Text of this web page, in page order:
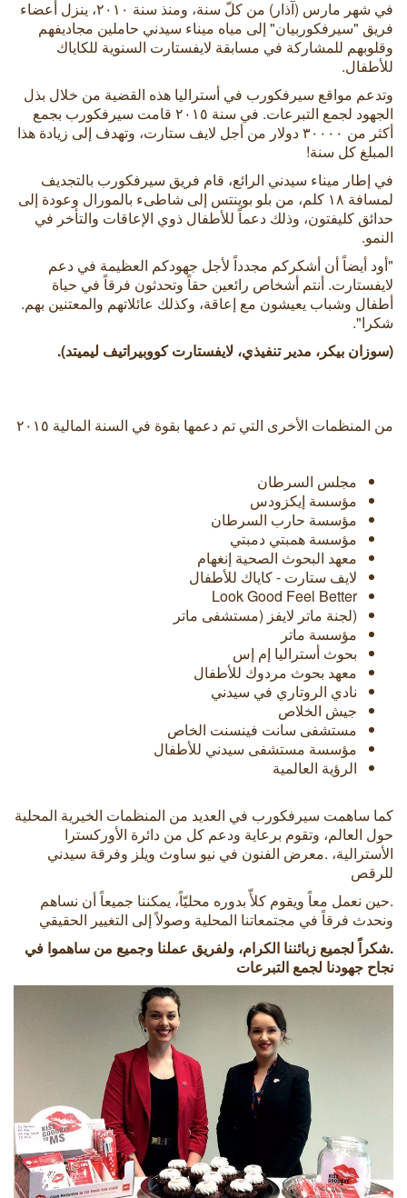
في شهر مارس (آذار) من كلّ سنة، ومنذ سنة ٢٠١٠، ينزل أعضاء
فريق "سيرفكوربيان" إلى مياه ميناء سيدني حاملين مجاديفهم
وقلوبهم للمشاركة في مسابقة لايفستارت السنوية للكاياك
للأطفال.
وتدعم مواقع سيرفكورب في أستراليا هذه القضية من خلال بذل
الجهود لجمع التبرعات. في سنة ٢٠١٥ قامت سيرفكورب بجمع
أكثر من ٣٠٠٠٠ دولار من أجل لايف ستارت، وتهدف إلى زيادة هذا
المبلغ كل سنة!
في إطار ميناء سيدني الرائع، قام فريق سيرفكورب بالتجديف
لمسافة ١٨ كلم، من بلو بوينتس إلى شاطىء بالمورال وعودة إلى
حدائق كليفتون، وذلك دعماً للأطفال ذوي الإعاقات والتأخر في
النمو.
"أود أيضاً أن أشكركم مجدداً لأجل جهودكم العظيمة في دعم
لايفستارت. أنتم أشخاص رائعين حقاً وتحدثون فرقاً في حياة
أطفال وشباب يعيشون مع إعاقة، وكذلك عائلاتهم والمعتنين بهم.
شكرا".
(سوزان بيكر، مدير تنفيذي، لايفستارت كووبيراتيف ليميتد).
من المنظمات الأخرى التي تم دعمها بقوة في السنة المالية ٢٠١٥
مجلس السرطان
مؤسسة إيكزودس
مؤسسة حارب السرطان
مؤسسة همبتي دمبتي
معهد البحوث الصحية إنغهام
لايف ستارت - كاياك للأطفال
Look Good Feel Better
(لجنة ماتر لايفز (مستشفى ماتر
مؤسسة ماتر
بحوث أستراليا إم إس
معهد بحوث مردوك للأطفال
نادي الروتاري في سيدني
جيش الخلاص
مستشفى سانت فينسنت الخاص
مؤسسة مستشفى سيدني للأطفال
الرؤية العالمية
كما ساهمت سيرفكورب في العديد من المنظمات الخيرية المحلية
حول العالم، وتقوم برعاية ودعم كل من دائرة الأوركسترا
الأسترالية، .معرض الفنون في نيو ساوث ويلز وفرقة سيدني
للرقص
.حين نعمل معاً ويقوم كلأّ بدوره محليّاً، يمكننا جميعاً أن نساهم
ونحدث فرقاً في مجتمعاتنا المحلية وصولاً إلى التغيير الحقيقي
.شكراً لجميع زبائننا الكرام، ولفريق عملنا وجميع من ساهموا في
نجاح جهودنا لجمع التبرعات